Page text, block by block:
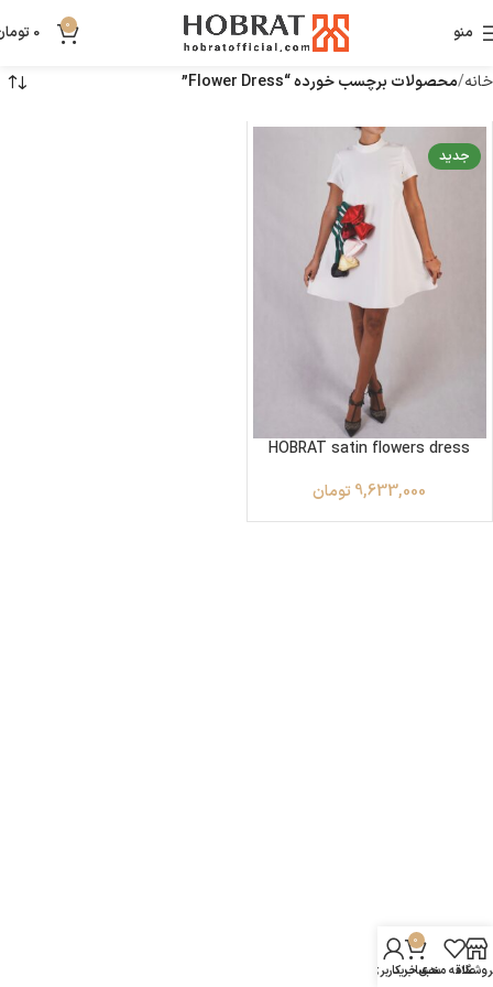
منو 0
0
خانه محصولات برچسب خورده “Flower Dress”
جدید
HOBRAT satin flowers dress
9,633,000 تومان
علاقه مندی
0
سبد خرید
حساب کاربری من